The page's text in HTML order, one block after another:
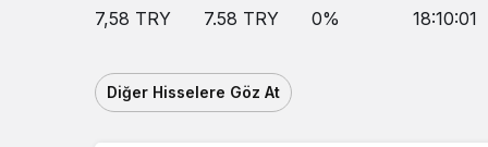
7,58 TRY
7.58 TRY
0%
18:10:01
Diğer Hisselere Göz At